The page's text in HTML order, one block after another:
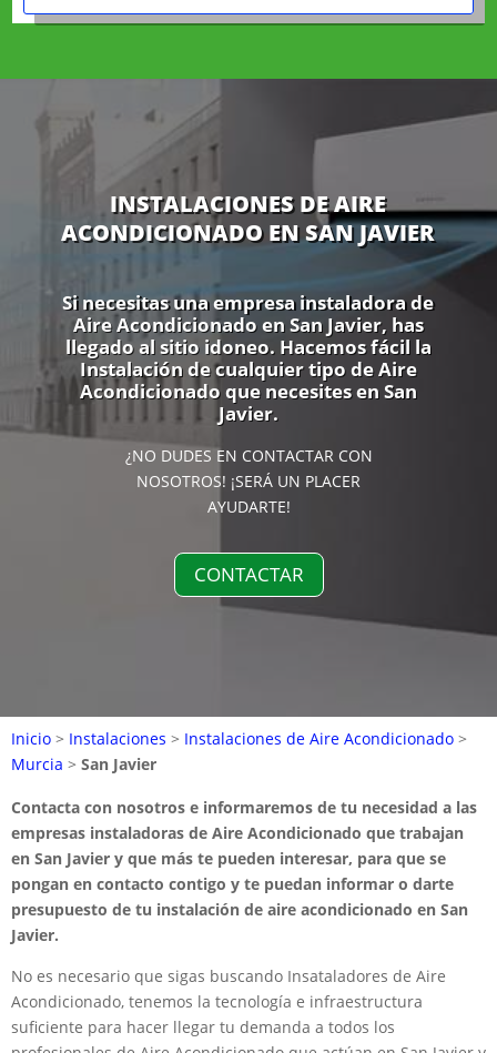
INSTALACIONES DE AIRE
ACONDICIONADO EN SAN JAVIER
Si necesitas una empresa instaladora de
Aire Acondicionado en San Javier, has
llegado al sitio idoneo. Hacemos fácil la
Instalación de cualquier tipo de Aire
Acondicionado que necesites en San
Javier.
¿NO DUDES EN CONTACTAR CON
NOSOTROS! ¡SERÁ UN PLACER
AYUDARTE!
CONTACTAR
Inicio > Instalaciones > Instalaciones de Aire Acondicionado >
Murcia > San Javier
Contacta con nosotros e informaremos de tu necesidad a las
empresas instaladoras de Aire Acondicionado que trabajan
en San Javier y que más te pueden interesar, para que se
pongan en contacto contigo y te puedan informar o darte
presupuesto de tu instalación de aire acondicionado en San
Javier.
No es necesario que sigas buscando Insataladores de Aire
Acondicionado, tenemos la tecnología e infraestructura
suficiente para hacer llegar tu demanda a todos los